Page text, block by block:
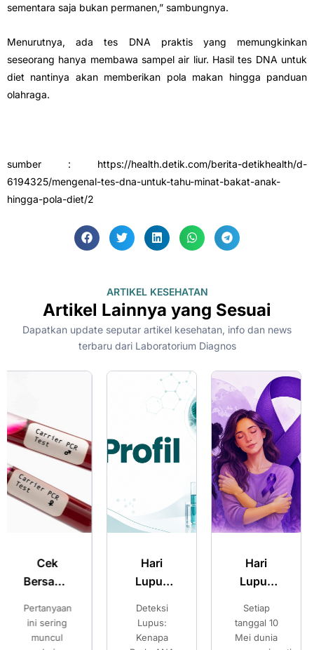
sementara saja bukan permanen,” sambungnya.
Menurutnya, ada tes DNA praktis yang memungkinkan
seseorang hanya membawa sampel air liur. Hasil tes DNA untuk
diet nantinya akan memberikan pola makan hingga panduan
olahraga.
sumber : https://health.detik.com/berita-detikhealth/d-
6194325/mengenal-tes-dna-untuk-tahu-minat-bakat-anak-
hingga-pola-diet/2
ARTIKEL KESEHATAN
Artikel Lainnya yang Sesuai
Dapatkan update seputar artikel kesehatan, info dan news
terbaru dari Laboratorium Diagnos
Hari
Lupus
Kenali
Gejala
Deteksi
Lupus:
Kenapa
Hari
Lupus
Kenali
Gejala
Setiap
tanggal 10
Mei dunia
Kehamilan
Pilihan
Setelah
Pilihan
Setelah
Mengetahui